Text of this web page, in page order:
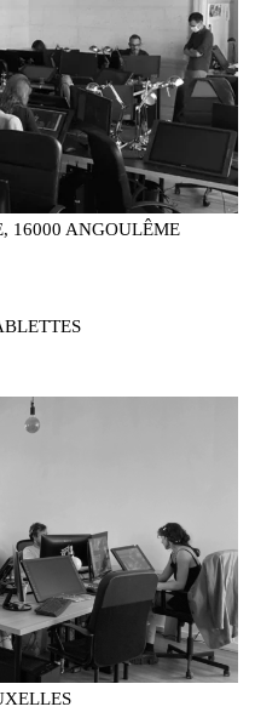
16000 ANGOULÊME